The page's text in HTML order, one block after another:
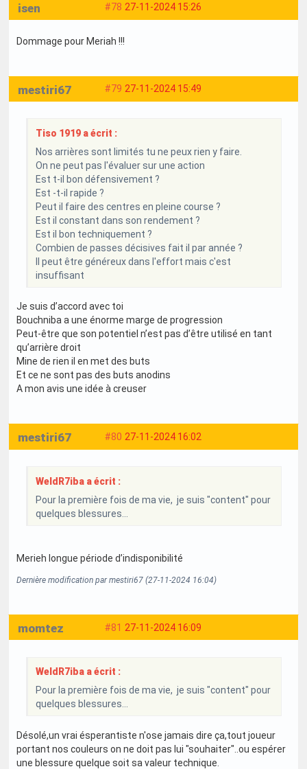
#78 27-11-2024 15:26
isen
Dommage pour Meriah !!!
#79 27-11-2024 15:49
mestiri67
Tiso 1919 a écrit :
Nos arrières sont limités tu ne peux rien y faire.
On ne peut pas l'évaluer sur une action
Est t-il bon défensivement ?
Est -t-il rapide ?
Peut il faire des centres en pleine course ?
Est il constant dans son rendement ?
Est il bon techniquement ?
Combien de passes décisives fait il par année ?
Il peut être généreux dans l'effort mais c'est
insuffisant
Je suis d’accord avec toi
Bouchniba a une énorme marge de progression
Peut-être que son potentiel n’est pas d’être utilisé en tant
qu’arrière droit
Mine de rien il en met des buts
Et ce ne sont pas des buts anodins
A mon avis une idée à creuser
#80 27-11-2024 16:02
mestiri67
WeldR7iba a écrit :
Pour la première fois de ma vie, je suis "content" pour
quelques blessures...
Merieh longue période d’indisponibilité
Dernière modification par mestiri67 (27-11-2024 16:04)
#81 27-11-2024 16:09
momtez
WeldR7iba a écrit :
Pour la première fois de ma vie, je suis "content" pour
quelques blessures...
Désolé,un vrai ésperantiste n'ose jamais dire ça,tout joueur
portant nos couleurs on ne doit pas lui "souhaiter"..ou espérer
une blessure quelque soit sa valeur technique.